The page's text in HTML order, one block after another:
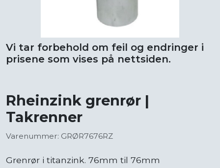
Vi tar forbehold om feil og endringer i
prisene som vises på nettsiden.
Rheinzink grenrør |
Takrenner
Varenummer: GRØR7676RZ
Grenrør i titanzink. 76mm til 76mm